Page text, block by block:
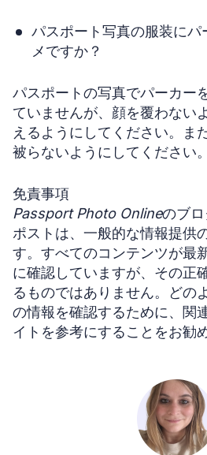
パスポート写真の服装に
メですか？
パスポートの写真でパーカー
ていませんが、顔を覆わない
えるようにしてください。ま
被らないようにしてください。
免責事項
Passport Photo Onlineのブ
ポストは、一般的な情報提供
す。すべてのコンテンツが最
に確認していますが、その正
るものではありません。どの
の情報を確認するために、関
イトを参考にすることをお勧